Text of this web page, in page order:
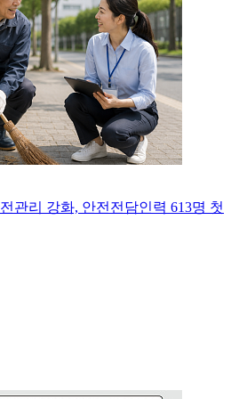
관리 강화, 안전전담인력 613명 첫